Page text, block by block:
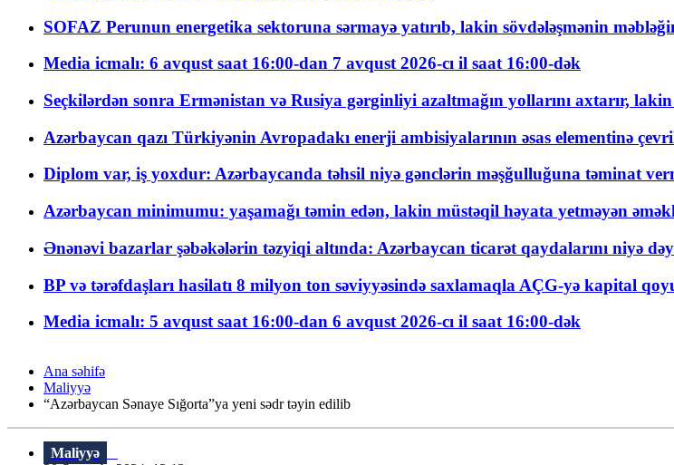
SOFAZ Perunun energetika sektoruna sərmayə yatırıb, lakin sövdələşmənin
Media icmalı: 6 avqust saat 16:00-dan 7 avqust 2026-cı il saat 16:00-dək
Seçkilərdən sonra Ermənistan və Rusiya gərginliyi azaltmağın yollarını axtarır,
Azərbaycan qazı Türkiyənin Avropadakı enerji ambisiyalarının əsas elementinə
Diplom var, iş yoxdur: Azərbaycanda təhsil niyə gənclərin məşğulluğuna təminat
Azərbaycan minimumu: yaşamağı təmin edən, lakin müstəqil həyata yetməyən
Ənənəvi bazarlar şəbəkələrin təzyiqi altında: Azərbaycan ticarət qaydalarını niyə
BP və tərəfdaşları hasilatı 8 milyon ton səviyyəsində saxlamaqla AÇG-yə kapital
Media icmalı: 5 avqust saat 16:00-dan 6 avqust 2026-cı il saat 16:00-dək
Ana səhifə
Maliyyə
“Azərbaycan Sənaye Sığorta”ya yeni sədr təyin edilib
Maliyyə